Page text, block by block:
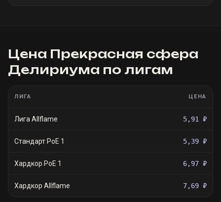
Цена Прекрасная сфера
Делириума по лигам
ЛИГА ЦЕНА
Лига Allflame 5,91 ₽
Стандарт PoE 1 5,39 ₽
Хардкор PoE 1 6,97 ₽
Хардкор Allflame 7,69 ₽